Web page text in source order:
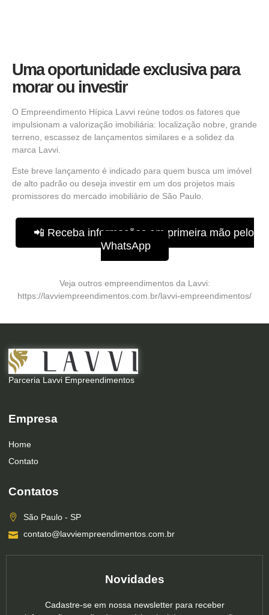
Uma oportunidade exclusiva para
morar ou investir
O Empreendimento Hípica Lavvi reúne todos os fatores que
impulsionam a valorização imobiliária: localização nobre, grande
terreno, escassez de lançamentos similares e a solidez da
marca Lavvi.
Este breve lançamento é indicado para quem busca um imóvel
de alto padrão ou deseja investir em um dos projetos mais
promissores do mercado imobiliário de São Paulo.
📲 Receba informações em primeira mão pelo
WhatsApp
Veja outros empreendimentos da Lavvi:
https://lavviempreendimentos.com.br/lavvi-empreendimentos/
Parceria Lavvi Empreendimentos
Empresa
Home
Contato
Contatos
São Paulo - SP
contato@lavviempreendimentos.com.br
Novidades
Cadastre-se em nossa newsletter para receber